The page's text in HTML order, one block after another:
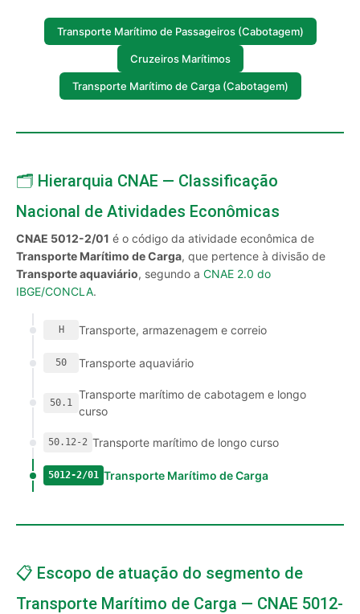
Transporte Marítimo de Passageiros (Cabotagem)
Cruzeiros Marítimos
Transporte Marítimo de Carga (Cabotagem)
🗂️ Hierarquia CNAE — Classificação
Nacional de Atividades Econômicas
CNAE 5012-2/01 é o código da atividade econômica de
Transporte Marítimo de Carga, que pertence à divisão de
Transporte aquaviário, segundo a CNAE 2.0 do
IBGE/CONCLA.
H Transporte, armazenagem e correio
50 Transporte aquaviário
50.1
Transporte marítimo de cabotagem e longo
curso
50.12-2 Transporte marítimo de longo curso
5012-2/01 Transporte Marítimo de Carga
📋 Escopo de atuação do segmento de
Transporte Marítimo de Carga — CNAE 5012-